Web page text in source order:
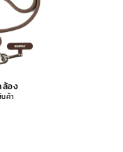
ล้อง
นค้า